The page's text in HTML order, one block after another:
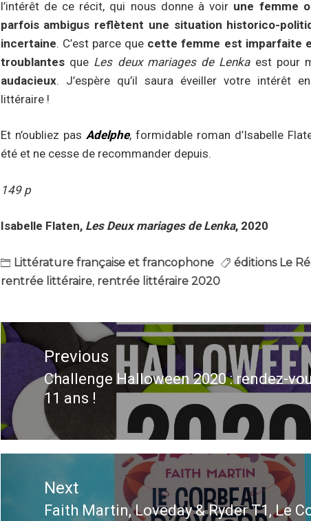
l’intérêt de ce récit, qui nous donne à voir une femme
parfois ambigus reflètent une situation historico-
incertaine. C’est parce que cette femme est imparfaite
troublantesque Les deux mariages de Lenkaest pour
audacieux. J’espère qu’il saura éveiller votre intérêt
littéraire !
Et n’oubliez pas Adelphe, formidable roman d’Isabelle
été et ne cesse de recommander depuis.
149 p
Isabelle Flaten, Les Deux mariages de Lenka, 2020
Littérature française et francophone éditions Le
rentrée littéraire, rentrée littéraire 2020
Navigation
de
l’article
Previous
Previous
post:
Challenge Halloween 2020 : rendez-
11 ans !
Next
Next
Faith Martin, Loveday & Ryder T1, Le